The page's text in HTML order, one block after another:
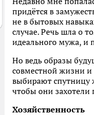
придётся в
не в бытовых
случае. Речь шла о
идеального мужа, и
Но ведь образы
совместной жизни и
выбирают спутницу
чтобы они
Хозяйственность